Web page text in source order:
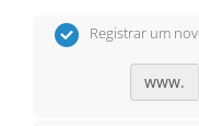
Registrar um
www.